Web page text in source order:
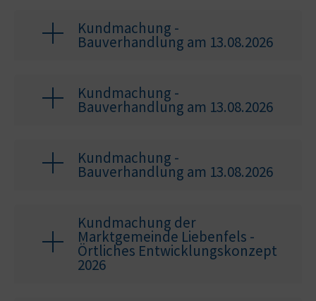
Kundmachung -
Bauverhandlung am 13.08.2026
Kundmachung -
Bauverhandlung am 13.08.2026
Kundmachung -
Bauverhandlung am 13.08.2026
Kundmachung der
Marktgemeinde Liebenfels -
Örtliches Entwicklungskonzept
2026